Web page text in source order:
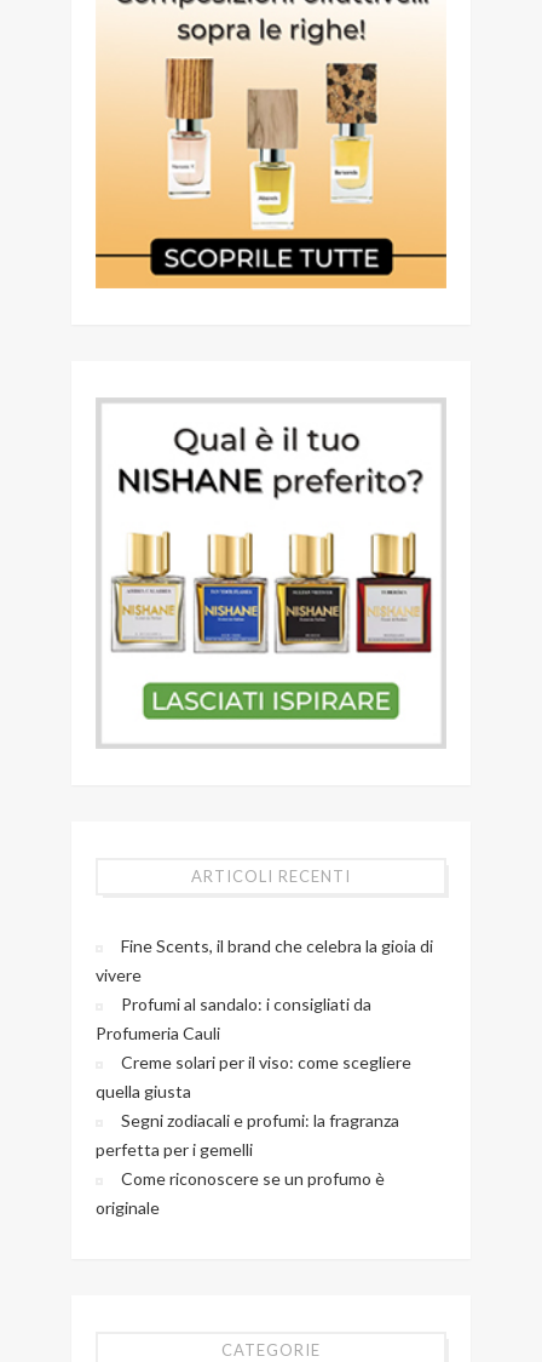
ARTICOLI RECENTI
Fine Scents, il brand che celebra la gioia di
vivere
Profumi al sandalo: i consigliati da
Profumeria Cauli
Creme solari per il viso: come scegliere
quella giusta
Segni zodiacali e profumi: la fragranza
perfetta per i gemelli
Come riconoscere se un profumo è
originale
CATEGORIE